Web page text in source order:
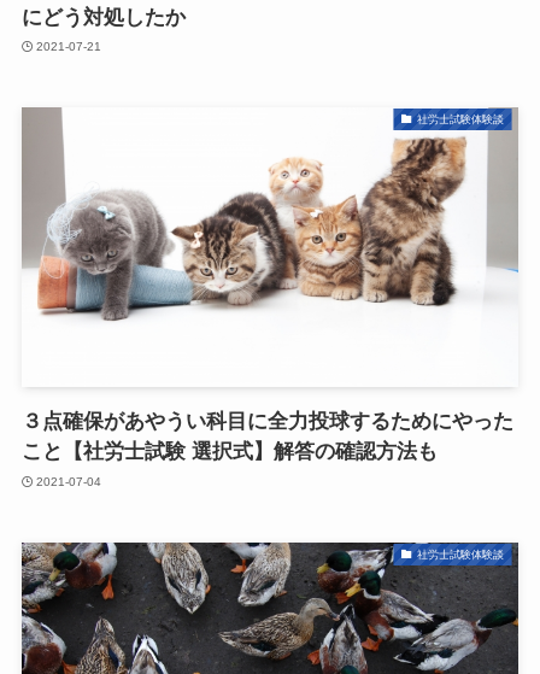
にどう対処したか
2021-07-21
社労士試験体験談
３点確保があやうい科目に全力投球するためにやった
こと【社労士試験 選択式】解答の確認方法も
2021-07-04
社労士試験体験談